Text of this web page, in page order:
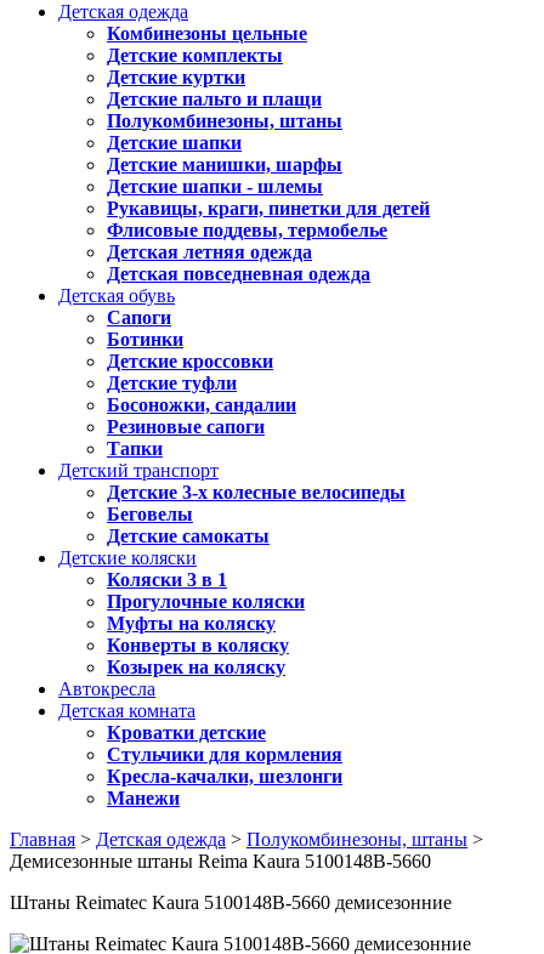
Детская одежда
Комбинезоны цельные
Детские комплекты
Детские куртки
Детские пальто и плащи
Полукомбинезоны, штаны
Детские шапки
Детские манишки, шарфы
Детские шапки - шлемы
Рукавицы, краги, пинетки для детей
Флисовые поддевы, термобелье
Детская летняя одежда
Детская повседневная одежда
Детская обувь
Сапоги
Ботинки
Детские кроссовки
Детские туфли
Босоножки, сандалии
Резиновые сапоги
Тапки
Детский транспорт
Детские 3-х колесные велосипеды
Беговелы
Детские самокаты
Детские коляски
Коляски 3 в 1
Прогулочные коляски
Муфты на коляску
Конверты в коляску
Козырек на коляску
Автокресла
Детская комната
Кроватки детские
Стульчики для кормления
Кресла-качалки, шезлонги
Манежи
Главная > Детская одежда > Полукомбинезоны, штаны >
Демисезонные штаны Reima Kaura 5100148B-5660
Штаны Reimatec Kaura 5100148B-5660 демисезонние